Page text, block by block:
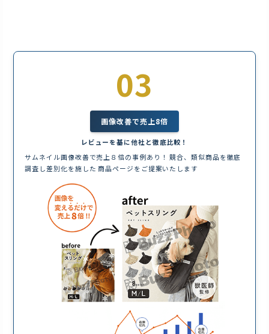
03
画像改善で売上8倍
レビューを基に他社と徹底比較！
サムネイル画像改善で売上８倍の事例あり！ 競合、類似商品を徹底
調査し差別化を施した 商品ページをご提案いたします